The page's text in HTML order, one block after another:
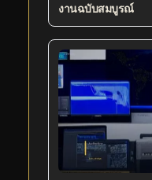
งานฉบับสมบูรณ์